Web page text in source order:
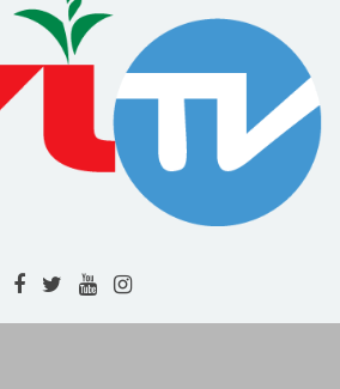
বিমান দুর্ঘটনার তদন্তে স্বাধীন বিচার বিভাগীয়
ও উচ্চক্ষমতাসম্পন্ন তদন্ত কমিশন দাবি
বিএনপির
এনসিপির কর্মসূচি ঘিরে নানা ধরনের
অপপ্রচারের চেষ্টা চলছে : সিলেটে সংবাদ
সম্মেলনে অভিযোগ
শহীদ সাংবাদিক তুরাব হত্যামামলার দ্রুত
বিচার দাবিতে ফটো জার্নালিস্ট
এসোসিয়েশনের স্মারকলিপি
বৈষম্যের বিরুদ্ধে নাগরিক প্রতিবাদের
আহবান